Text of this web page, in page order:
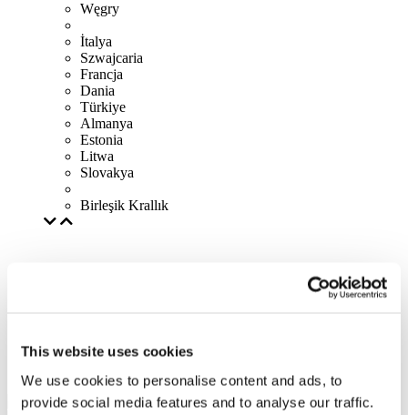
This website uses cookies
We use cookies to personalise content and ads, to
provide social media features and to analyse our traffic.
Węgry
İtalya
Szwajcaria
Francja
Dania
Türkiye
Almanya
Estonia
Litwa
Slovakya
Birleşik Krallık